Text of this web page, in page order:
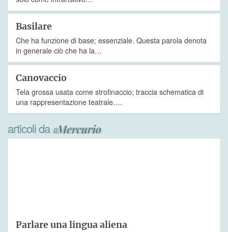
Basilare
Che ha funzione di base; essenziale. Questa parola denota
in generale ciò che ha la…
Canovaccio
Tela grossa usata come strofinaccio; traccia schematica di
una rappresentazione teatrale.…
articoli da
Parlare una lingua aliena